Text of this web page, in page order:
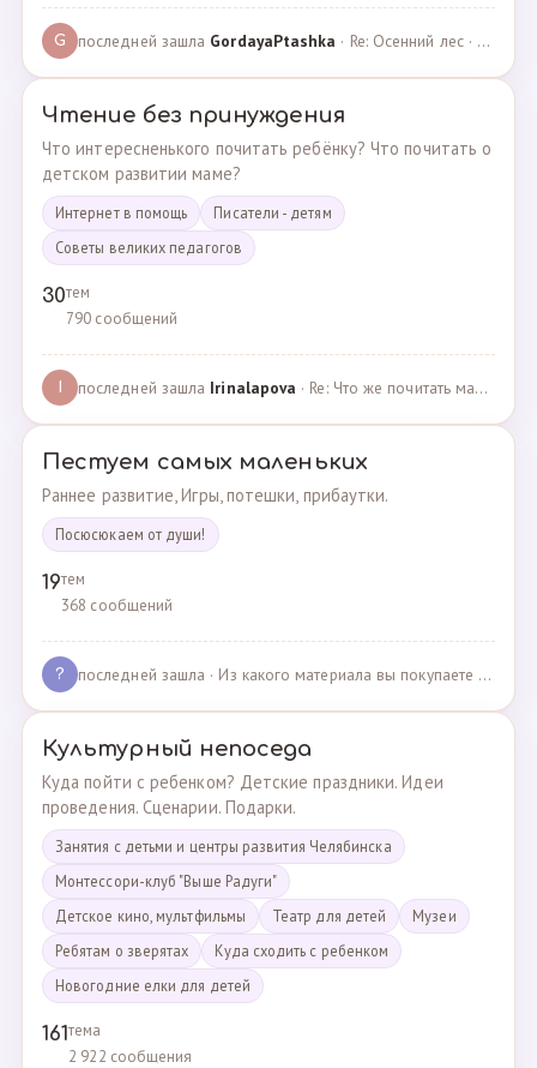
G последней зашла GordayaPtashka · Re: Осенний лес · 05.05.2022
Чтение без принуждения
Что интересненького почитать ребёнку? Что почитать о
детском развитии маме?
Интернет в помощь
Писатели - детям
Советы великих педагогов
30тем
790 сообщений
последней зашла Irinalapova · Re: Что же почитать маме о правильном воспитании ре? · 23.02.2025
Пестуем самых маленьких
Раннее развитие, Игры, потешки, прибаутки.
Посюсюкаем от души!
19тем
368 сообщений
? последней зашла · Из какого материала вы покупаете одежду для своих д… · 03.05.2025
Культурный непоседа
Куда пойти с ребенком? Детские праздники. Идеи
проведения. Сценарии. Подарки.
Занятия с детьми и центры развития Челябинска
Монтессори-клуб "Выше Радуги"
Детское кино, мультфильмы
Театр для детей
Музеи
Ребятам о зверятах
Куда сходить с ребенком
Новогодние елки для детей
161тема
2 922 сообщения